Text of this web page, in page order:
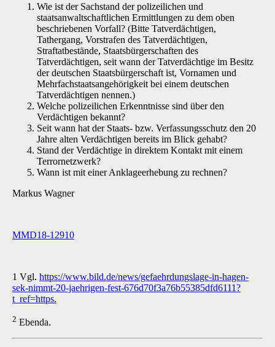
Wie ist der Sachstand der polizeilichen und
staatsanwaltschaftlichen Ermittlungen zu dem oben
beschriebenen Vorfall? (Bitte Tatverdächtigen,
Tathergang, Vorstrafen des Tatverdächtigen,
Straftatbestände, Staatsbürgerschaften des
Tatverdächtigen, seit wann der Tatverdächtige im Besitz
der deutschen Staatsbürgerschaft ist, Vornamen und
Mehrfachstaatsangehörigkeit bei einem deutschen
Tatverdächtigen nennen.)
Welche polizeilichen Erkenntnisse sind über den
Verdächtigen bekannt?
Seit wann hat der Staats- bzw. Verfassungsschutz den 20
Jahre alten Verdächtigen bereits im Blick gehabt?
Stand der Verdächtige in direktem Kontakt mit einem
Terrornetzwerk?
Wann ist mit einer Anklageerhebung zu rechnen?
Markus Wagner
MMD18-12910
1 Vgl. https://www.bild.de/news/gefaehrdungslage-in-hagen-
sek-nimmt-20-jaehrigen-fest-676d70f3a76b55385dfd6111?
t_ref=https.
2 Ebenda.